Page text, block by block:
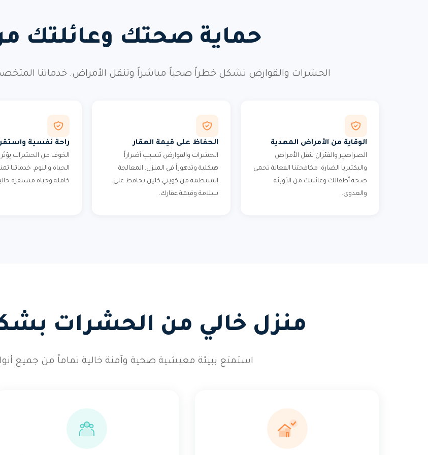
حماية صحتك وعائلتك
الحشرات والقوارض تشكل خطراً صحياً مباشراً وتنقل الأمراض. خدماتنا
الوقاية من الأمراض المعدية
الصراصير والفئران تنقل الأمراض
والبكتيريا الضارة. مكافحتنا الفعالة تحمي
صحة أطفالك وعائلتك من الأوبئة
والعدوى.
الحفاظ على قيمة العقار
الحشرات والقوارض تسبب أضراراً
هيكلية وتدهوراً في المنزل. المعالجة
المنتظمة من كويتي كلين تحافظ على
سلامة وقيمة عقارك.
راحة نفسية
الخوف من الحشرات
الحياة والنوم. خدماتنا
كاملة وحياة مستقرة
منزل خالي من الحشرات
استمتع ببيئة معيشية صحية وآمنة خالية تماماً من جميع